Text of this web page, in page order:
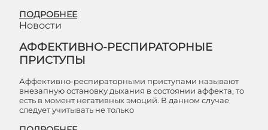
ПОДРОБНЕЕ
Новости
АФФЕКТИВНО-РЕСПИРАТОРНЫЕ
ПРИСТУПЫ
Аффективно-респираторными приступами называют
внезапную остановку дыхания в состоянии аффекта, то
есть в момент негативных эмоций. В данном случае
следует учитывать не только